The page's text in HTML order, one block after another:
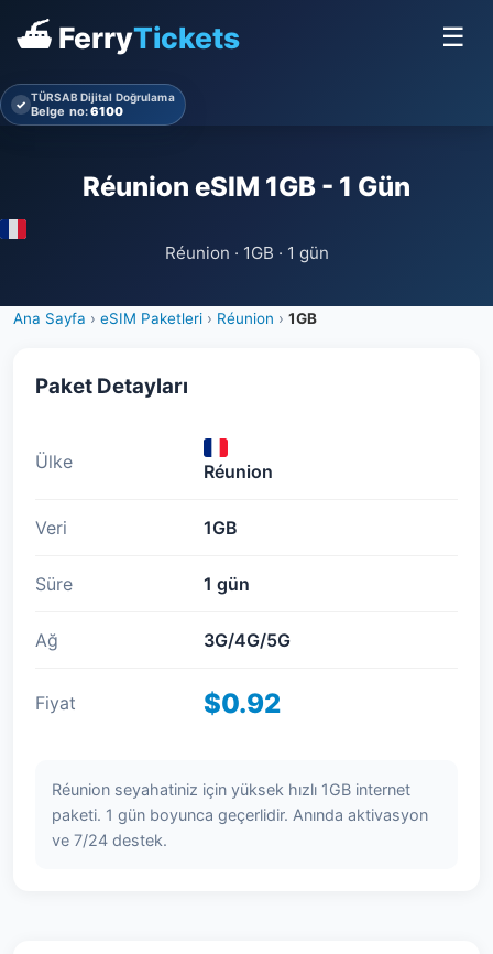
⛴ FerryTickets ☰
✓ TÜRSAB Dijital Doğrulama
Belge no:6100
Réunion eSIM 1GB - 1 Gün
Réunion · 1GB · 1 gün
Ana Sayfa › eSIM Paketleri › Réunion › 1GB
Paket Detayları
Ülke Réunion
Veri 1GB
Süre 1 gün
Ağ 3G/4G/5G
Fiyat $0.92
Réunion seyahatiniz için yüksek hızlı 1GB internet
paketi. 1 gün boyunca geçerlidir. Anında aktivasyon
ve 7/24 destek.